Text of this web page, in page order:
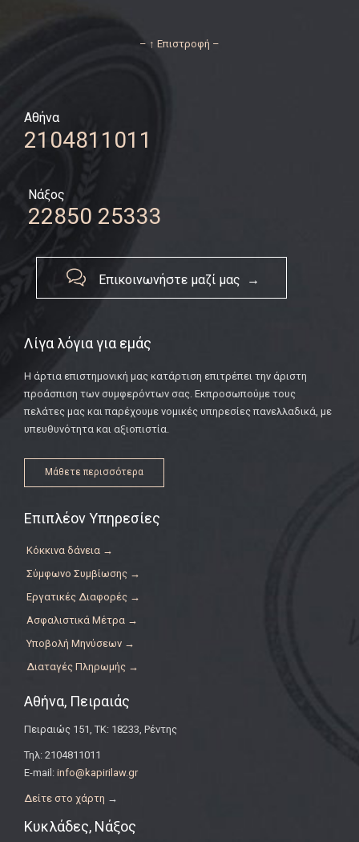
– ↑ Επιστροφή –
Αθήνα
2104811011
Νάξος
22850 25333
 Επικοινωνήστε μαζί μας →
Λίγα λόγια για εμάς
Η άρτια επιστημονική μας κατάρτιση επιτρέπει την άριστη
προάσπιση των συμφερόντων σας. Εκπροσωπούμε τους
πελάτες μας και παρέχουμε νομικές υπηρεσίες πανελλαδικά, με
υπευθυνότητα και αξιοπιστία.
Μάθετε περισσότερα
Επιπλέον Υπηρεσίες
Κόκκινα δάνεια →
Σύμφωνο Συμβίωσης →
Εργατικές Διαφορές →
Ασφαλιστικά Μέτρα →
Υποβολή Μηνύσεων →
Διαταγές Πληρωμής →
Αθήνα, Πειραιάς
Πειραιώς 151, ΤΚ: 18233, Ρέντης
Τηλ: 2104811011
E-mail: info@kapirilaw.gr
Δείτε στο χάρτη →
Κυκλάδες, Νάξος